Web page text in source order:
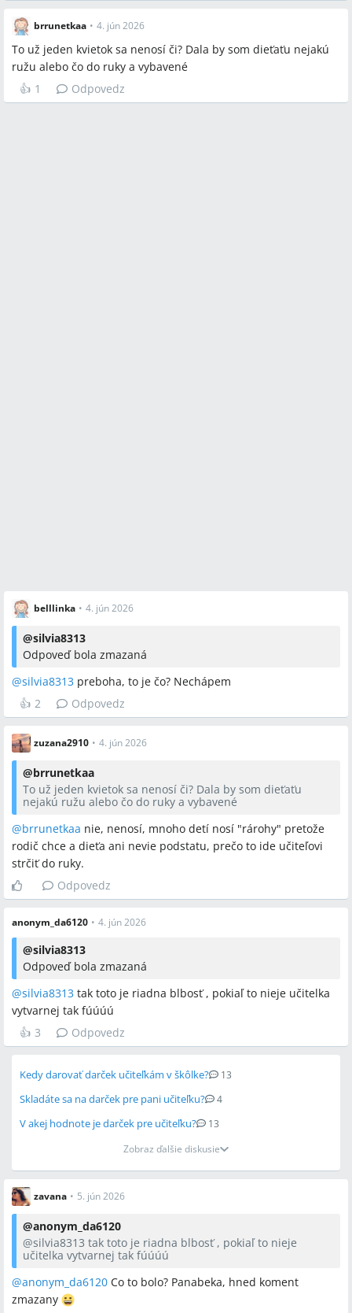
brrunetkaa • 4. jún 2026
To už jeden kvietok sa nenosí či? Dala by som dieťaťu nejakú
ružu alebo čo do ruky a vybavené
👍 1 Odpovedz
belllinka • 4. jún 2026
@silvia8313
Odpoveď bola zmazaná
@silvia8313 preboha, to je čo? Nechápem
👍 2 Odpovedz
zuzana2910 • 4. jún 2026
@brrunetkaa
To už jeden kvietok sa nenosí či? Dala by som dieťaťu
nejakú ružu alebo čo do ruky a vybavené
@brrunetkaa nie, nenosí, mnoho detí nosí "rárohy" pretože
rodič chce a dieťa ani nevie podstatu, prečo to ide učiteľovi
strčiť do ruky.
Odpovedz
anonym_da6120 • 4. jún 2026
@silvia8313
Odpoveď bola zmazaná
@silvia8313 tak toto je riadna blbosť , pokiaľ to nieje učitelka
vytvarnej tak fúúúú
👍 3 Odpovedz
Kedy darovať darček učiteľkám v škôlke? 13
Skladáte sa na darček pre pani učiteľku? 4
V akej hodnote je darček pre učiteľku?
13
Zobraz ďalšie diskusie
zavana • 5. jún 2026
@anonym_da6120
@silvia8313 tak toto je riadna blbosť , pokiaľ to nieje
učitelka vytvarnej tak fúúúú
@anonym_da6120 Co to bolo? Panabeka, hned koment
zmazany